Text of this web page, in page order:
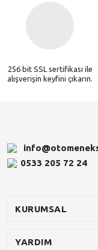
256 bit SSL sertifikası ile
alışverişin keyfini çıkarın.
0533 205 72 24
KURUMSAL
YARDIM